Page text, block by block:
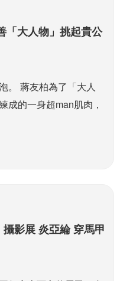
「大人物」挑起貴公
。 蔣友柏為了「大人
成的一身超man肌肉，
影展 炎亞綸 穿馬甲